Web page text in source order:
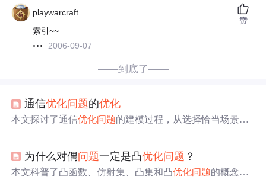
playwarcraft
索引~~
2006-09-07
赞
——到底了——
通信优化问题的优化
本文探讨了通信优化问题的建模过程，从选择恰当场景、
求解方法的性能和复杂度评估，以及传统和启发式算法的
应用，如遗传算法和蚁群算法。
为什么对偶问题一定是凸优化问题 ？
本文科普了凸函数、仿射集、凸集和凸优化问题的概念，